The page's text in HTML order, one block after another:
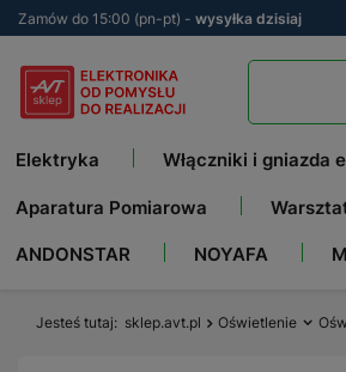
Zamów do 15:00 (pn-pt) - wysyłka dzisiaj
Elektryka Włączniki i gniazda
Aparatura Pomiarowa
ANDONSTAR NOYAFA
Jesteś tutaj sklep.avt.pl Oświetlenie